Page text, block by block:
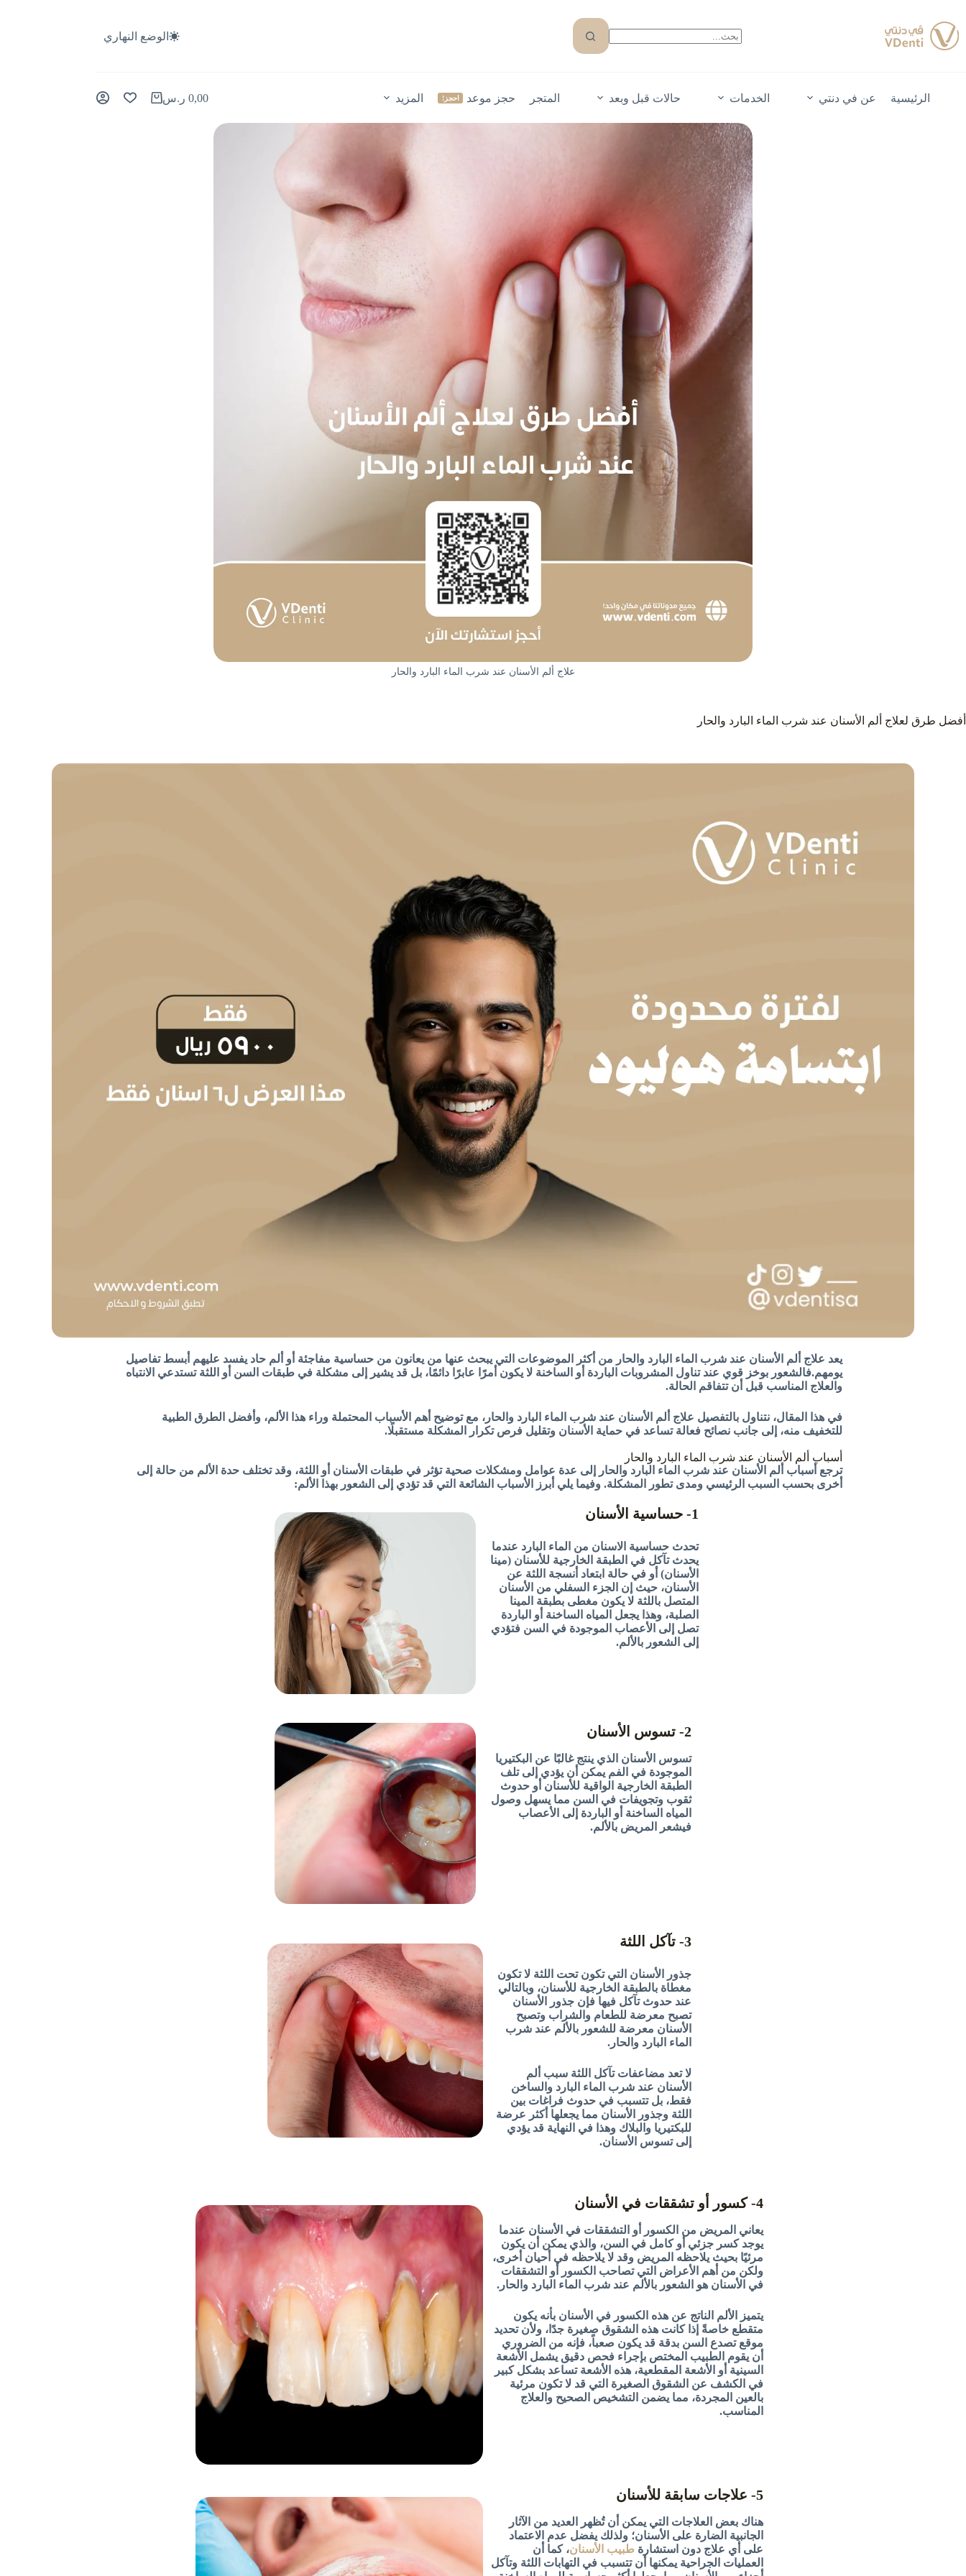
الوضع النهاري
الرئيسية عن في دنتي الخدمات حالات قبل وبعد المتجر حجز موعد احجز! المزيد 0,00 ر.س
علاج ألم الأسنان عند شرب الماء البارد والحار
أفضل طرق لعلاج ألم الأسنان عند شرب الماء البارد والحار
يعد علاج ألم الأسنان عند شرب الماء البارد والحار من أكثر الموضوعات التي يبحث عنها من يعانون من حساسية مفاجئة أو ألم حاد يفسد عليهم أبسط تفاصيل
يومهم.فالشعور بوخز قوي عند تناول المشروبات الباردة أو الساخنة لا يكون أمرًا عابرًا دائمًا، بل قد يشير إلى مشكلة في طبقات السن أو اللثة تستدعي الانتباه
والعلاج المناسب قبل أن تتفاقم الحالة.
في هذا المقال، نتناول بالتفصيل علاج ألم الأسنان عند شرب الماء البارد والحار، مع توضيح أهم الأسباب المحتملة وراء هذا الألم، وأفضل الطرق الطبية
للتخفيف منه، إلى جانب نصائح فعالة تساعد في حماية الأسنان وتقليل فرص تكرار المشكلة مستقبلًا.
أسباب ألم الأسنان عند شرب الماء البارد والحار
ترجع أسباب ألم الأسنان عند شرب الماء البارد والحار إلى عدة عوامل ومشكلات صحية تؤثر في طبقات الأسنان أو اللثة، وقد تختلف حدة الألم من حالة إلى
أخرى بحسب السبب الرئيسي ومدى تطور المشكلة. وفيما يلي أبرز الأسباب الشائعة التي قد تؤدي إلى الشعور بهذا الألم:
1- حساسية الأسنان
تحدث حساسية الاسنان من الماء البارد عندما
يحدث تآكل في الطبقة الخارجية للأسنان (مينا
الأسنان) أو في حالة ابتعاد أنسجة اللثة عن
الأسنان، حيث إن الجزء السفلي من الأسنان
المتصل باللثة لا يكون مغطى بطبقة المينا
الصلبة، وهذا يجعل المياه الساخنة أو الباردة
تصل إلى الأعصاب الموجودة في السن فتؤدي
إلى الشعور بالألم.
2- تسوس الأسنان
تسوس الأسنان الذي ينتج غالبًا عن البكتيريا
الموجودة في الفم يمكن أن يؤدي إلى تلف
الطبقة الخارجية الواقية للأسنان أو حدوث
ثقوب وتجويفات في السن مما يسهل وصول
المياه الساخنة أو الباردة إلى الأعصاب
فيشعر المريض بالألم.
3- تآكل اللثة
جذور الأسنان التي تكون تحت اللثة لا تكون
مغطاة بالطبقة الخارجية للأسنان، وبالتالي
عند حدوث تآكل فيها فإن جذور الأسنان
تصبح معرضة للطعام والشراب وتصبح
الأسنان معرضة للشعور بالألم عند شرب
الماء البارد والحار.
لا تعد مضاعفات تآكل اللثة سبب ألم
الأسنان عند شرب الماء البارد والساخن
فقط، بل تتسبب في حدوث فراغات بين
اللثة وجذور الأسنان مما يجعلها أكثر عرضة
للبكتيريا والبلاك وهذا في النهاية قد يؤدي
إلى تسوس الأسنان.
4- كسور أو تشققات في الأسنان
يعاني المريض من الكسور أو التشققات في الأسنان عندما
يوجد كسر جزئي أو كامل في السن، والذي يمكن أن يكون
مرئيًا بحيث يلاحظه المريض وقد لا يلاحظه في أحيان أخرى،
ولكن من أهم الأعراض التي تصاحب الكسور أو التشققات
في الأسنان هو الشعور بالألم عند شرب الماء البارد والحار.
يتميز الألم الناتج عن هذه الكسور في الأسنان بأنه يكون
متقطع خاصةً إذا كانت هذه الشقوق صغيرة جدًا، ولأن تحديد
موقع تصدع السن بدقة قد يكون صعباً، فإنه من الضروري
أن يقوم الطبيب المختص بإجراء فحص دقيق يشمل الأشعة
السينية أو الأشعة المقطعية، هذه الأشعة تساعد بشكل كبير
في الكشف عن الشقوق الصغيرة التي قد لا تكون مرئية
بالعين المجردة، مما يضمن التشخيص الصحيح والعلاج
المناسب.
5- علاجات سابقة للأسنان
هناك بعض العلاجات التي يمكن أن تُظهر العديد من الآثار
الجانبية الضارة على الأسنان؛ ولذلك يفضل عدم الاعتماد
على أي علاج دون استشارة طبيب الأسنان، كما أن
العمليات الجراحية يمكنها أن تتسبب في التهابات اللثة وتآكل